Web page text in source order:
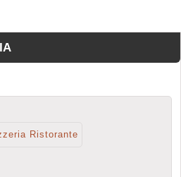
Ristorante